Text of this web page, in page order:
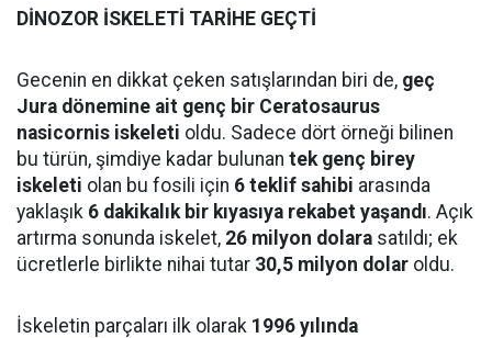
DİNOZOR İSKELETİ TARİHE GEÇTİ
Gecenin en dikkat çeken satışlarından biri de, geç
Jura dönemine ait genç bir Ceratosaurus
nasicornis iskeleti oldu. Sadece dört örneği bilinen
bu türün, şimdiye kadar bulunan tek genç birey
iskeleti olan bu fosili için 6 teklif sahibi arasında
yaklaşık 6 dakikalık bir kıyasıya rekabet yaşandı. Açık
artırma sonunda iskelet, 26 milyon dolara satıldı; ek
ücretlerle birlikte nihai tutar 30,5 milyon dolar oldu.
İskeletin parçaları ilk olarak 1996 yılında